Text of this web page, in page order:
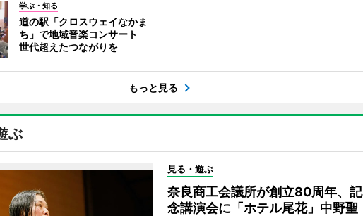
学ぶ・知る
道の駅「クロスウェイなかま
ち」で地域音楽コンサート
世代超えたつながりを
もっと見る
ぶ
見る・遊ぶ
奈良商工会議所が創立80周年、記
念講演会に「ホテル尾花」中野聖